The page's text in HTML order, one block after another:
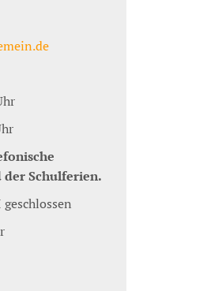
Schulferien.